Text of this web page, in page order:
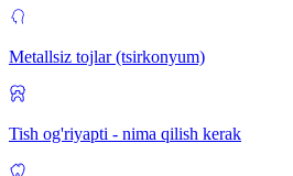
Metallsiz tojlar (tsirkonyum)
Tish og'riyapti - nima qilish kerak